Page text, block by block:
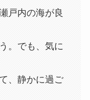
戸内の海が良
。でも、気に
、静かに過ご